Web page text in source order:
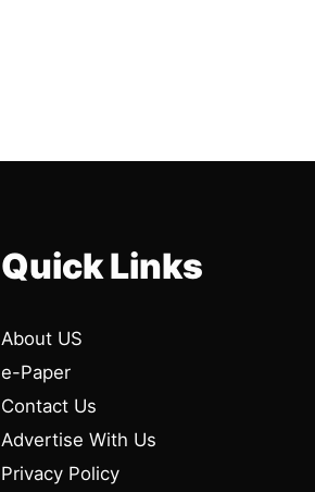
Quick Links
About US
e-Paper
Contact Us
Advertise With Us
Privacy Policy